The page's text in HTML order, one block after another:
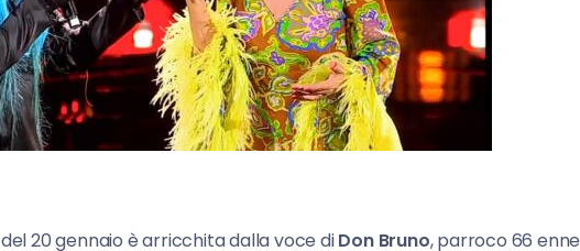
del 20 gennaio è arricchita dalla voce diDon Bruno, parroco 66 enne